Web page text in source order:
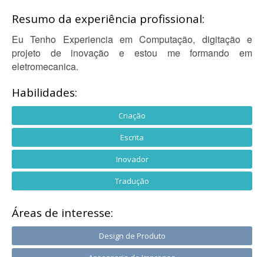
Resumo da experiência profissional:
Eu Tenho Experiencia em Computação, digitação e
projeto de inovação e estou me formando em
eletromecanica.
Habilidades:
Criação
Escrita
Inovador
Tradução
Áreas de interesse:
Design de Produto